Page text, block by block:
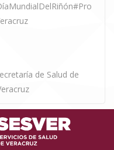
#Pro
de Salud de